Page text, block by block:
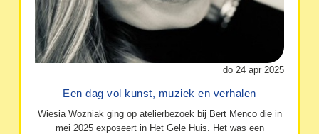
do 24 apr 2025
Een dag vol kunst, muziek en verhalen
Wiesia Wozniak ging op atelierbezoek bij Bert Menco die in
mei 2025 exposeert in Het Gele Huis. Het was een